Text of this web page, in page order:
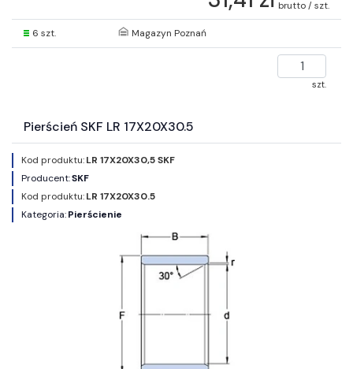
brutto / szt.
6 szt. Magazyn Poznań
szt.
Pierścień SKF LR 17X20X30.5
Kod produktu:LR 17X20X30,5 SKF
Producent:SKF
Kod produktu:LR 17X20X30.5
Kategoria:Pierścienie